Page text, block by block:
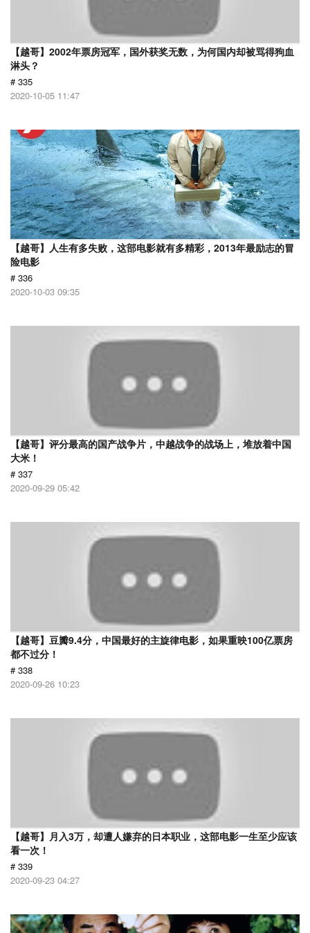
【越哥】2002年票房冠军，国外获奖无数，为何国内却被骂得狗血
淋头？
# 335
2020-10-05 11:47
【越哥】人生有多失败，这部电影就有多精彩，2013年最励志的冒
险电影
# 336
2020-10-03 09:35
【越哥】评分最高的国产战争片，中越战争的战场上，堆放着中国
大米！
# 337
2020-09-29 05:42
【越哥】豆瓣9.4分，中国最好的主旋律电影，如果重映100亿票房
都不过分！
# 338
2020-09-26 10:23
【越哥】月入3万，却遭人嫌弃的日本职业，这部电影一生至少应该
看一次！
# 339
2020-09-23 04:27